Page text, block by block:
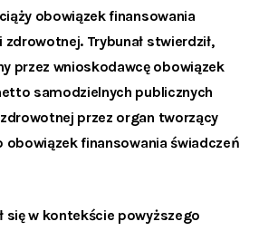
obowiązek finansowania
Trybunał stwierdził,
przez wnioskodawcę obowiązek
samodzielnych publicznych
przez organ tworzący
obowiązek finansowania świadczeń
się w kontekście powyższego